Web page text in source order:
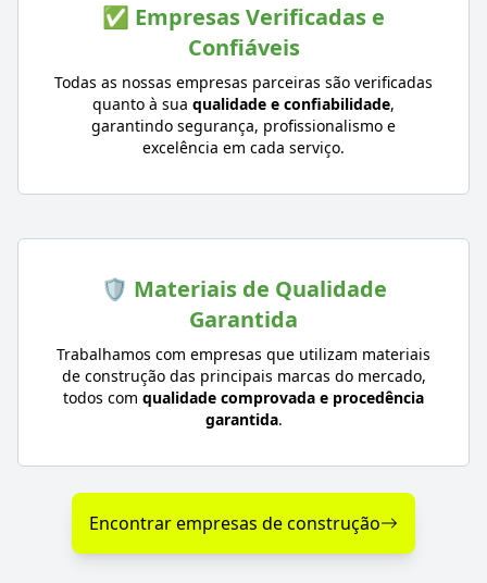
✅ Empresas Verificadas e
Confiáveis
Todas as nossas empresas parceiras são verificadas
quanto à sua qualidade e confiabilidade,
garantindo segurança, profissionalismo e
excelência em cada serviço.
🛡️ Materiais de Qualidade
Garantida
Trabalhamos com empresas que utilizam materiais
de construção das principais marcas do mercado,
todos com qualidade comprovada e procedência
garantida.
Encontrar empresas de construção